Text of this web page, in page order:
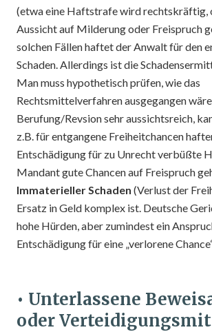
(etwa eine Haftstrafe wird rechtskräftig,
Aussicht auf Milderung oder Freispruch
solchen Fällen haftet der Anwalt für den
Schaden. Allerdings ist die
Man muss hypothetisch prüfen, wie das
Rechtsmittelverfahren ausgegangen
Berufung/Revsion sehr aussichtsreich,
z.B. für entgangene Freiheitchancen
Entschädigung für zu Unrecht verbüßte
Mandant gute Chancen auf Freispruch
Immaterieller Schaden (Verlust der
Ersatz in Geld komplex ist. Deutsche
hohe Hürden, aber zumindest ein
Entschädigung für eine „verlorene
• Unterlassene
oder